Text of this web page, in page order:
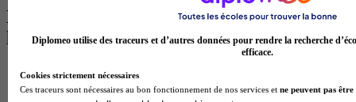
Les intitulés de diplôme par alternance
les plus recherchés
BTS Esf en alternance
BTS Dietetique en alternance
Diplomeo utilise des traceurs et d’autres données pour rendre la recherche
efficace.
Cookies strictement nécessaires
Ces traceurs sont nécessaires au bon fonctionnement de nos services et ne peuvent pas être